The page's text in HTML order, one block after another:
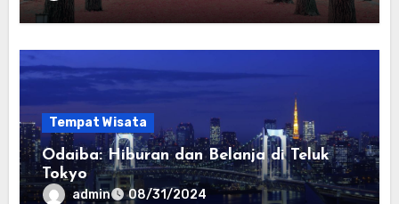
Tempat Wisata
Odaiba: Hiburan dan Belanja di Teluk
Tokyo
admin 08/31/2024